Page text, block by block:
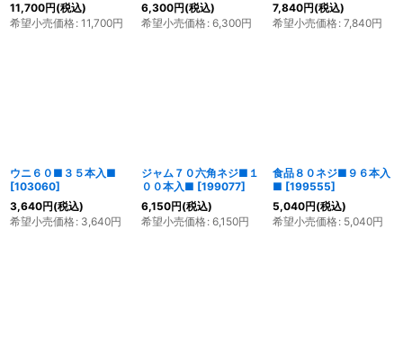
11,700円(税込)
希望小売価格: 11,700円
6,300円(税込)
希望小売価格: 6,300円
7,840円(税込)
希望小売価格: 7,840円
ウニ６０■３５本入■
[103060]
3,640円(税込)
希望小売価格: 3,640円
ジャム７０六角ネジ■１
００本入■ [199077]
6,150円(税込)
希望小売価格: 6,150円
食品８０ネジ■９６本入
■ [199555]
5,040円(税込)
希望小売価格: 5,040円